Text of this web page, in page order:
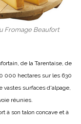
Fromage Beaufort
de la Tarentaise, de
000 hectares sur les 630
vastes surfaces d'alpage,
réunies.
à son talon concave et à